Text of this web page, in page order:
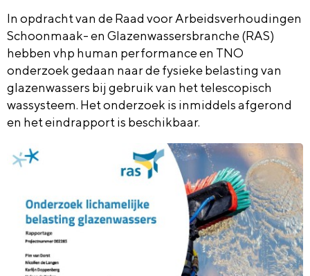
In opdracht van de Raad voor Arbeidsverhoudingen
Schoonmaak- en Glazenwassersbranche (RAS)
hebben vhp human performance en TNO
onderzoek gedaan naar de fysieke belasting van
glazenwassers bij gebruik van het telescopisch
wassysteem. Het onderzoek is inmiddels afgerond
en het eindrapport is beschikbaar.